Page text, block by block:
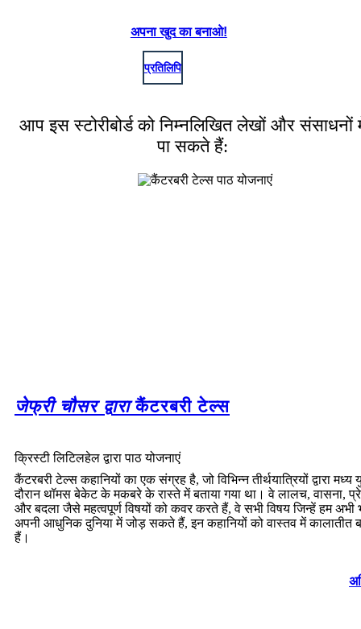
अपना खुद का बनाओ!
प्रतिलिपि
आप इस स्टोरीबोर्ड को निम्नलिखित लेखों और संसाधनों
पा सकते हैं:
जेफ्री चौसर द्वाराकैंटरबरी टेल्स
क्रिस्टी लिटिलहेल द्वारा पाठ योजनाएं
कैंटरबरी टेल्स कहानियों का एक संग्रह है, जो विभिन्न तीर्थयात्रियों द्वारा मध्य
दौरान थॉमस बेकेट के मकबरे के रास्ते में बताया गया था। वे लालच, वासना,
और बदला जैसे महत्वपूर्ण विषयों को कवर करते हैं, वे सभी विषय जिन्हें हम अभी
अपनी आधुनिक दुनिया में जोड़ सकते हैं, इन कहानियों को वास्तव में कालातीत
हैं।